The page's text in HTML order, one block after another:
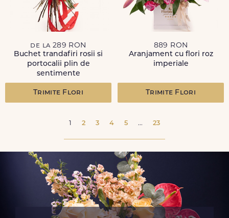
de la 289 RON
Buchet trandafiri rosii si
portocalii plin de
sentimente
Trimite Flori
889 RON
Aranjament cu flori roz
imperiale
Trimite Flori
1 2 3 4 5 ... 23